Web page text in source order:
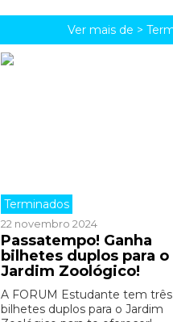
Ver mais de >
Terminados
22 novembro 2024
Passatempo! Ganha
bilhetes duplos para o
Jardim Zoológico!
A FORUM Estudante tem três
bilhetes duplos para o Jardim